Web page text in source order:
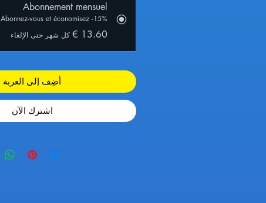
Abonnement mensuel
Abonnez-vous et économisez -15% !
كل شهر حتى الإلغاء
أضِف إلى العربة
اشترِك الآن